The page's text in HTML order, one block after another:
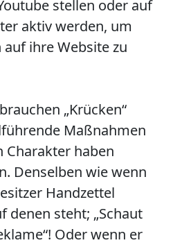
stellen oder auf
aktiv werden, um
ihre Website zu
„Krücken“
Maßnahmen
Charakter haben
Denselben wie wenn
Handzettel
denen steht; „Schaut
Oder wenn er